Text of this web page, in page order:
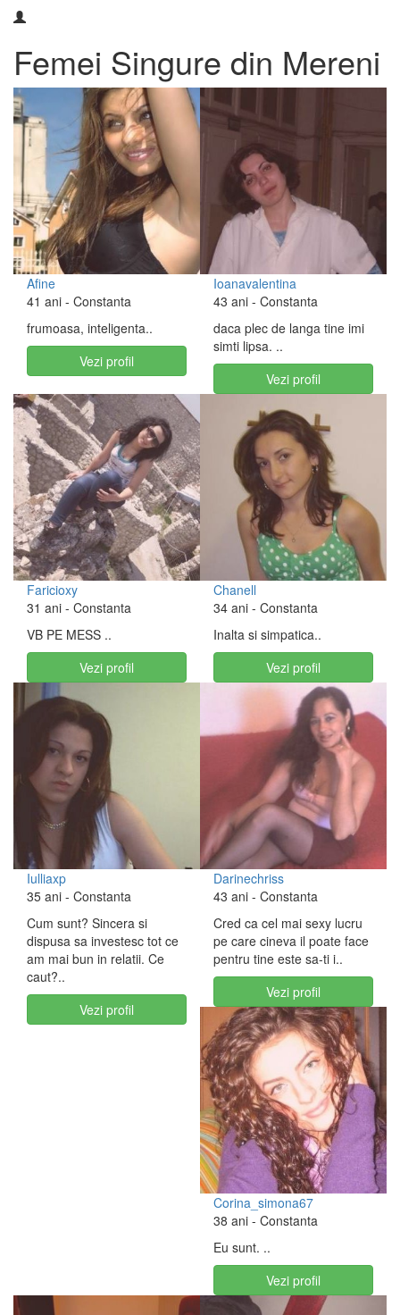
Femei Singure din Mereni
Afine
41 ani - Constanta
frumoasa, inteligenta..
Vezi profil
Ioanavalentina
43 ani - Constanta
daca plec de langa tine imi
simti lipsa. ..
Vezi profil
Faricioxy
31 ani - Constanta
VB PE MESS ..
Vezi profil
Chanell
34 ani - Constanta
Inalta si simpatica..
Vezi profil
Iulliaxp
35 ani - Constanta
Cum sunt? Sincera si
dispusa sa investesc tot ce
am mai bun in relatii. Ce
caut?..
Vezi profil
Darinechriss
43 ani - Constanta
Cred ca cel mai sexy lucru
pe care cineva il poate face
pentru tine este sa-ti i..
Vezi profil
Corina_simona67
38 ani - Constanta
Eu sunt. ..
Vezi profil